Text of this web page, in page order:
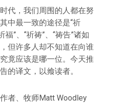
代，我们周围的人都在努
中最一致的途径是“祈
福”、“祈祷”、“祷告”诸如
但许多人却不知道在向谁
竟应该是哪一位。今天推
的译文，以飨读者。
者、牧师Matt Woodley